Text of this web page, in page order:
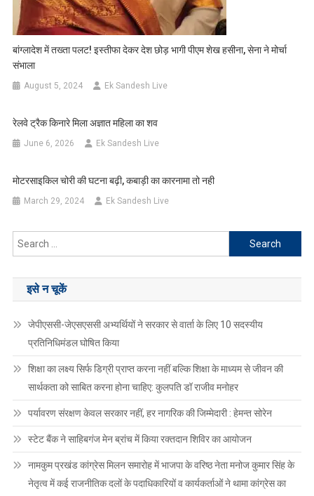
बांग्लादेश में तख्ता पलट! इस्तीफा देकर देश छोड़ भागी पीएम शेख हसीना, सेना ने मोर्चा
संभाला
August 5, 2024 Ek Sandesh Live
रेलवे ट्रैक किनारे मिला अज्ञात महिला का शव
June 6, 2026 Ek Sandesh Live
मोटरसाइकिल चोरी की घटना बढ़ी, कबाड़ी का कारनामा तो नही
March 29, 2024 Ek Sandesh Live
Search
for:
इसे न चूकें
जेपीएससी-जेएसएससी अभ्यर्थियों ने सरकार से वार्ता के लिए 10 सदस्यीय
प्रतिनिधिमंडल घोषित किया
शिक्षा का लक्ष्य सिर्फ डिग्री प्राप्त करना नहीं बल्कि शिक्षा के माध्यम से जीवन की
सार्थकता को साबित करना होना चाहिए: कुलपति डॉ राजीव मनोहर
पर्यावरण संरक्षण केवल सरकार नहीं, हर नागरिक की जिम्मेदारी : हेमन्त सोरेन
स्टेट बैंक ने साहिबगंज मेन ब्रांच में किया रक्तदान शिविर का आयोजन
नामकुम प्रखंड कांग्रेस मिलन समारोह में भाजपा के वरिष्ठ नेता मनोज कुमार सिंह के
नेतृत्व में कई राजनीतिक दलों के पदाधिकारियों व कार्यकर्ताओं ने थामा कांग्रेस का